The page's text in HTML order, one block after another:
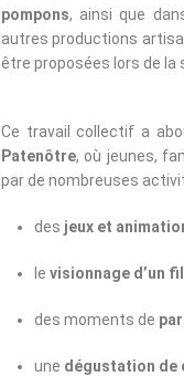
pompons, ainsi que
autres productions
être proposées lors de la
Ce travail collectif a
Patenôtre, où jeunes,
par de nombreuses
des jeux et
le visionnage d’un
des moments de
une dégustation de